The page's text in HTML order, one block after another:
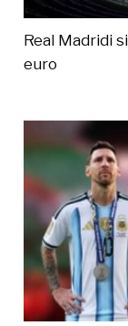
Real Madridi
euro